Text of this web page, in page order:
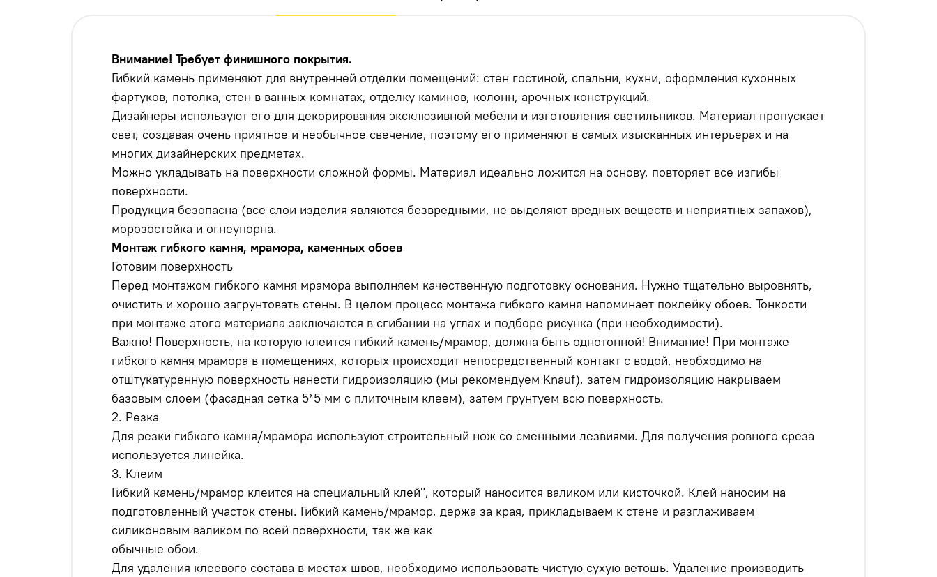
Внимание! Требует финишного покрытия.
Гибкий камень применяют для внутренней отделки помещений: стен гостиной, спальни, кухни, оформления кухонных
фартуков, потолка, стен в ванных комнатах, отделку каминов, колонн, арочных конструкций.
Дизайнеры используют его для декорирования эксклюзивной мебели и изготовления светильников. Материал пропускает
свет, создавая очень приятное и необычное свечение, поэтому его применяют в самых изысканных интерьерах и на
многих дизайнерских предметах.
Можно укладывать на поверхности сложной формы. Материал идеально ложится на основу, повторяет все изгибы
поверхности.
Продукция безопасна (все слои изделия являются безвредными, не выделяют вредных веществ и неприятных запахов),
морозостойка и огнеупорна.
Монтаж гибкого камня, мрамора, каменных обоев
Готовим поверхность
Перед монтажом гибкого камня мрамора выполняем качественную подготовку основания. Нужно тщательно выровнять,
очистить и хорошо загрунтовать стены. В целом процесс монтажа гибкого камня напоминает поклейку обоев. Тонкости
при монтаже этого материала заключаются в сгибании на углах и подборе рисунка (при необходимости).
Важно! Поверхность, на которую клеится гибкий камень/мрамор, должна быть однотонной! Внимание! При монтаже
гибкого камня мрамора в помещениях, которых происходит непосредственный контакт с водой, необходимо на
отштукатуренную поверхность нанести гидроизоляцию (мы рекомендуем Knauf), затем гидроизоляцию накрываем
базовым слоем (фасадная сетка 5*5 мм с плиточным клеем), затем грунтуем всю поверхность.
2. Резка
Для резки гибкого камня/мрамора используют строительный нож со сменными лезвиями. Для получения ровного среза
используется линейка.
3. Клеим
Гибкий камень/мрамор клеится на специальный клей", который наносится валиком или кисточкой. Клей наносим на
подготовленный участок стены. Гибкий камень/мрамор, держа за края, прикладываем к стене и разглаживаем
силиконовым валиком по всей поверхности, так же как
обычные обои.
Для удаления клеевого состава в местах швов, необходимо использовать чистую сухую ветошь. Удаление производить